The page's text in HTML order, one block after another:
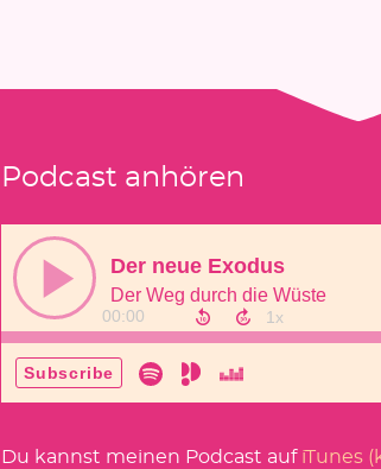
Podcast anhören
Du kannst meinen Podcast auf iTunes